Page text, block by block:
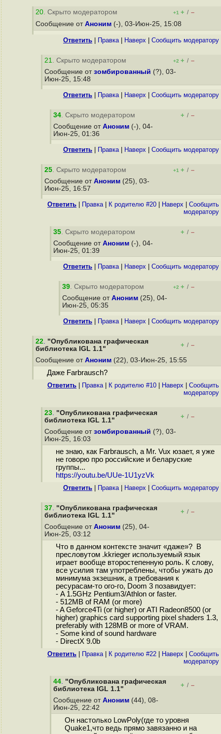
20. Скрыто модератором +1 + / –
Сообщение от Аноним (-), 03-Июн-25, 15:08
Ответить Правка| Наверх Cообщить модератору
21. Скрыто модератором +2 + / –
Сообщение от зомбированный (?), 03-
Июн-25, 15:48
Ответить Правка| Наверх Cообщить модератору
34. Скрыто модератором + / –
Сообщение от Аноним (-), 04-
Июн-25, 01:36
Ответить Правка| Наверх Cообщить модератору
25. Скрыто модератором +1 + / –
Сообщение от Аноним (25), 03-
Июн-25, 16:57
Ответить Правка| К родителю #20 Наверх
Cообщить
модератору
35. Скрыто модератором + / –
Сообщение от Аноним (-), 04-
Июн-25, 01:39
Ответить Правка| Наверх Cообщить модератору
39. Скрыто модератором +2 + / –
Сообщение от Аноним (25), 04-
Июн-25, 05:35
Ответить Правка| Наверх Cообщить модератору
22. "Опубликована графическая
библиотека IGL 1.1"
+ / –
Сообщение от Аноним (22), 03-Июн-25, 15:55
Даже Farbrausch?
Ответить Правка| К родителю #10 Наверх
Cообщить
модератору
23. "Опубликована графическая
библиотека IGL 1.1"
+ / –
Сообщение от зомбированный (?), 03-
Июн-25, 16:03
не знаю, как Farbrausch, а Mr. Vux юзает, я уже
не говорю про российские и беларуские
группы...
https://youtu.be/UUe-1U1yzVk
Ответить Правка| Наверх Cообщить модератору
37. "Опубликована графическая
библиотека IGL 1.1"
+ / –
Сообщение от Аноним (25), 04-
Июн-25, 03:12
Что в данном контексте значит «даже»? В
пресловутом .kkrieger используемый язык
играет вообще второстепенную роль. К слову,
все усилия там употреблены, чтобы ужать до
минимума экзешник, а требования к
ресурасам-то ого-го, Doom 3 позавидует:
- A 1.5GHz Pentium3/Athlon or faster.
- 512MB of RAM (or more)
- A Geforce4Ti (or higher) or ATI Radeon8500 (or
higher) graphics card supporting pixel shaders 1.3,
preferably with 128MB or more of VRAM.
- Some kind of sound hardware
- DirectX 9.0b
Ответить Правка| К родителю #22 Наверх
Cообщить
модератору
44. "Опубликована графическая
библиотека IGL 1.1"
+ / –
Сообщение от Аноним (44), 08-
Июн-25, 22:42
Он настолько LowPoly(где то уровня
Quake1,что ведь прямо завязанно и на